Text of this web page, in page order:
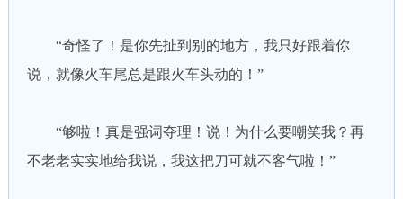
“奇怪了！是你先扯到别的地方，我只好跟着你
说，就像火车尾总是跟火车头动的！”
“够啦！真是强词夺理！说！为什么要嘲笑我？再
不老老实实地给我说，我这把刀可就不客气啦！”